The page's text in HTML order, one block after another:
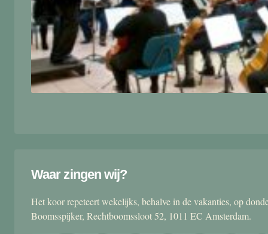
Waar zingen wij?
Het koor repeteert wekelijks, behalve in de vakanties, op
Boomsspijker, Rechtboomssloot 52, 1011 EC Amsterdam.